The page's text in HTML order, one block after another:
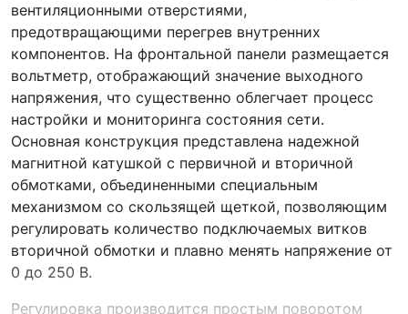
вентиляционными отверстиями,
предотвращающими перегрев внутренних
компонентов. На фронтальной панели размещается
вольтметр, отображающий значение выходного
напряжения, что существенно облегчает процесс
настройки и мониторинга состояния сети.
Основная конструкция представлена надежной
магнитной катушкой с первичной и вторичной
обмотками, объединенными специальным
механизмом со скользящей щеткой, позволяющим
регулировать количество подключаемых витков
вторичной обмотки и плавно менять напряжение от
0 до 250 В.
Регулировка производится простым поворотом